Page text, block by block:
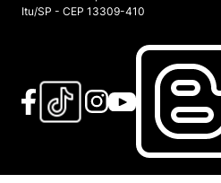
Itu/SP - CEP 13309-410